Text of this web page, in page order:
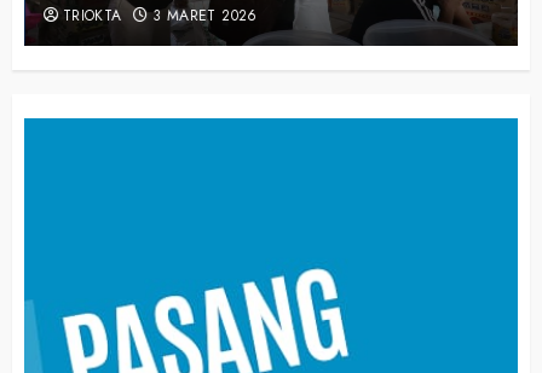
TRIOKTA 3 MARET 2026